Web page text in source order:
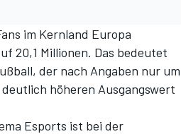
im Kernland Europa
20,1 Millionen. Das bedeutet
der nach Angaben nur um
höheren Ausgangswert
Esports ist bei der